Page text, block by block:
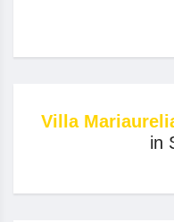
Villa
in